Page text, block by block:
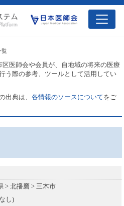
覧
医師会や会員が、自地域の将来の医療
う際の参考、ツールとして活用してい
出典は、各情報のソースについてをご
> 北播磨 > 三木市
し)